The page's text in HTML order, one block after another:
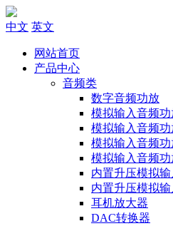
中文 英文
网站首页
产品中心
音频类
数字音频功放
模拟输入音频
模拟输入音频
模拟输入音频功
模拟输入音频功
内置升压模拟
内置升压模拟
耳机放大器
DAC转换器